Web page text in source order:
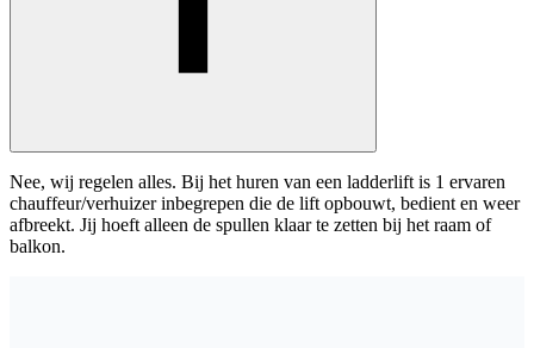
Nee, wij regelen alles. Bij het huren van een ladderlift is 1 ervaren
chauffeur/verhuizer inbegrepen die de lift opbouwt, bedient en weer
afbreekt. Jij hoeft alleen de spullen klaar te zetten bij het raam of
balkon.